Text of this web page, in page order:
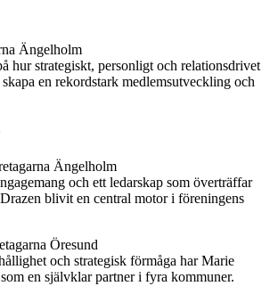
Ängelholm
hur strategiskt, personligt och relationsdrivet
en rekordstark medlemsutveckling och
Ängelholm
och ett ledarskap som överträffar
blivit en central motor i föreningens
Öresund
och strategisk förmåga har Marie
en självklar partner i fyra kommuner.